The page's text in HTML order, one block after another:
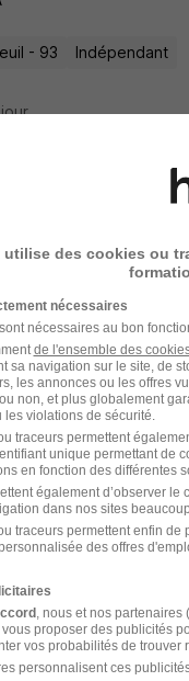
- 93 Indépendant
de Projet
sur-Seine - 93
de Projet
- 75 CDI 40 000 -
utilise des cookies ou
nécessaires
nécessaires au bon
de l'ensemble des
sa navigation sur le site, de
les annonces ou les offres
non, et plus globalement
violations de sécurité.
traceurs permettent
unique permettant de
en fonction des différentes
également d’observer
dans nos sites
traceurs permettent enfin
des offres
, nous et nos partenaires
proposer des publicités
vos probabilités de trouver
personnalisent ces